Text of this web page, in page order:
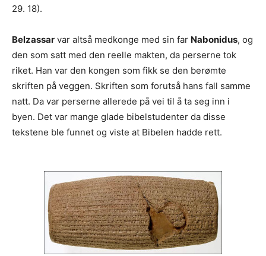
29. 18).
Belzassar var altså medkonge med sin far Nabonidus, og
den som satt med den reelle makten, da perserne tok
riket. Han var den kongen som fikk se den berømte
skriften på veggen. Skriften som forutså hans fall samme
natt. Da var perserne allerede på vei til å ta seg inn i
byen. Det var mange glade bibelstudenter da disse
tekstene ble funnet og viste at Bibelen hadde rett.